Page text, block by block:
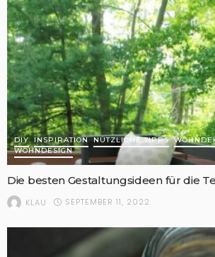
DIY INSPIRATION NÜTZLICHE TIPPS
WOHNDESIGN
Die besten Gestaltungsideen für die
KLAU SEPTEMBER 11, 2022